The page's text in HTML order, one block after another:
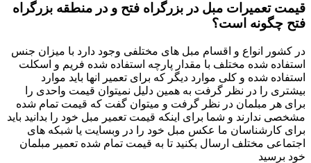
قیمت تعمیرات مبل در بزرگراه فتح و در منطقه بزرگراه
فتح چگونه است؟
در کشور انواع و اقسام مبل های مختلفی وجود دارد با میزان جنس
استفاده شده مختلف با مقدار پارچه استفاده شده فریم و اسکلت
استفاده شده و کلی موارد دیگر که برای تعمیر انها باید موارد
بیشتری را در نظر گرفت به همین دلیل نمیتوان قیمت واحدی را
برای هر مبلمان در نظر گرفت و میتوان گفت که قیمت تمام شده
مشخصی ندارند و شما برای اینکه قیمت تعمیر مبل خود را بدانید باید
برای کارشناسان ما عکس مبل خود را در وبسایت یا شبکه های
اجتماعی مختلف ارسال بکنید تا به قیمت تمام شده تعمیر مبلمان
خود برسید